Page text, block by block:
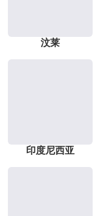
汶莱
印度尼西亚